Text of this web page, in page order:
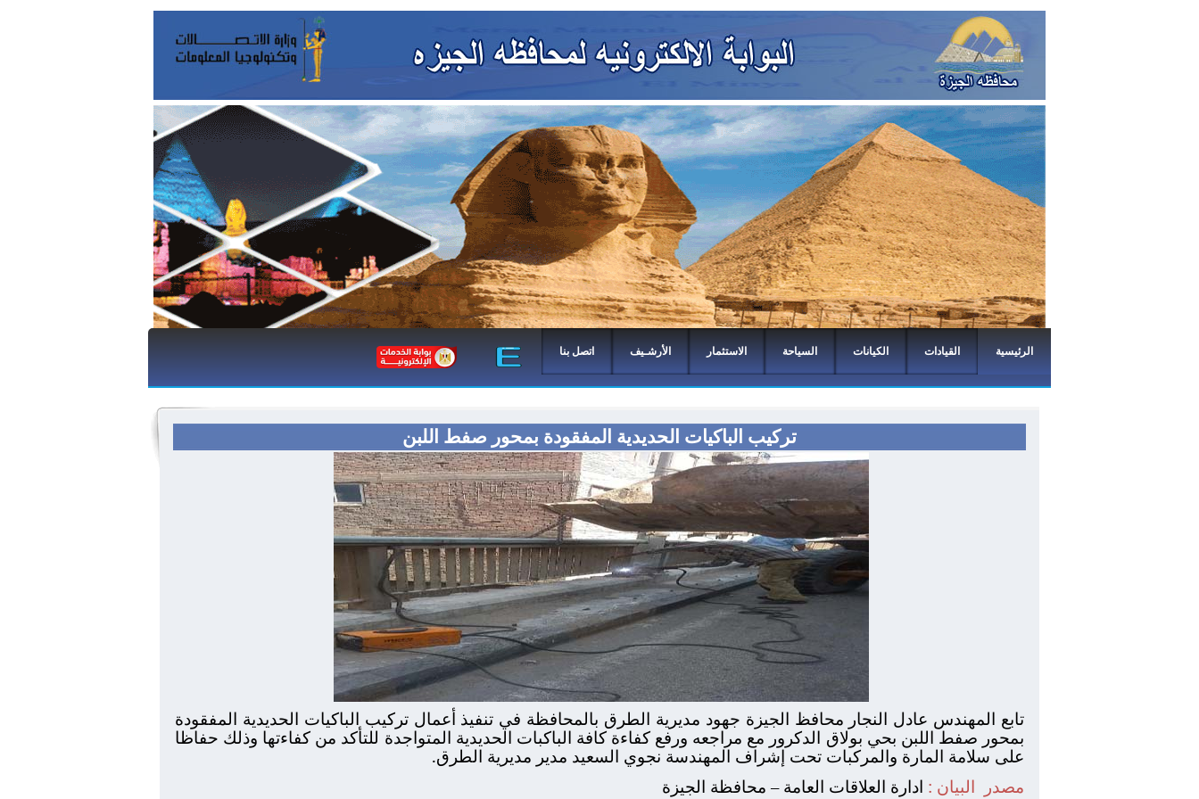
الرئيسية القيادات الكيانات السياحة الاستثمار الأرشـيف اتصل بنا
تركيب الباكيات الحديدية المفقودة بمحور صفط اللبن
تابع المهندس عادل النجار محافظ الجيزة جهود مديرية الطرق بالمحافظة في تنفيذ أعمال تركيب الباكيات الحديدية المفقودة
بمحور صفط اللبن بحي بولاق الدكرور مع مراجعه ورفع كفاءة كافة الباكبات الحديدية المتواجدة للتأكد من كفاءتها وذلك حفاظا
على سلامة المارة والمركبات تحت إشراف المهندسة نجوي السعيد مدير مديرية الطرق.
مصدر
البيان : ادارة العلاقات العامة – محافظة الجيزة